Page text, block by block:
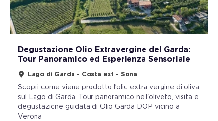
semplicemente curioso, queste attività ti offrono
l’opportunità di scoprire il territorio attraverso uno
dei suoi tesori più preziosi.Regalati un viaggio nei
sapori, nella storia e nelle tradizioni del Lago di
Garda.
Degustazione Olio Extravergine del Garda:
Tour Panoramico ed Esperienza Sensoriale
Lago di Garda - Costa est - Sona
Scopri come viene prodotto l’olio extra vergine di oliva
sul Lago di Garda. Tour panoramico nell'oliveto, visita e
degustazione guidata di Olio Garda DOP vicino a
Verona